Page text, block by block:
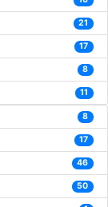
21
17
8
11
8
17
46
50